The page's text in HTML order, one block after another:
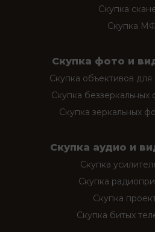
Скупка
Скупка
Скупка фото и
Скупка объективов
Скупка беззеркальных
Скупка зеркальных
Скупка аудио и
Скупка
Скупка
Скупка
Скупка битых